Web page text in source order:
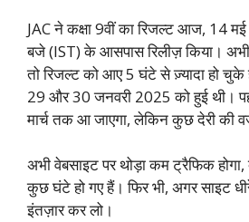
JAC ने कक्षा 9वीं का रिजल्ट आज, 14
बजे (IST) के आसपास रिलीज़ किया।
तो रिजल्ट को आए 5 घंटे से ज़्यादा हो चुके
29 और 30 जनवरी 2025 को हुई थी।
मार्च तक आ जाएगा, लेकिन कुछ देरी की
अभी वेबसाइट पर थोड़ा कम ट्रैफिक
कुछ घंटे हो गए हैं। फिर भी, अगर साइट
इंतज़ार कर लो।